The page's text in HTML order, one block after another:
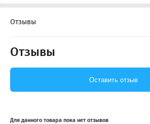
Отзывы
Отзывы
Для данного товара пока нет отзывов
Оставить отзыв